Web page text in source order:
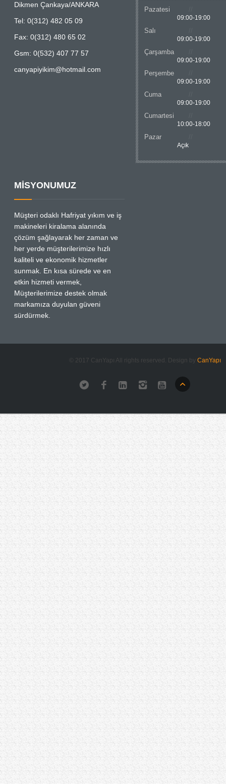
Dikmen Çankaya/ANKARA
Tel: 0(312) 482 05 09
Fax: 0(312) 480 65 02
Gsm: 0(532) 407 77 57
canyapiyikim@hotmail.com
Pazatesi
09:00-19:00
Salı
09:00-19:00
Çarşamba
09:00-19:00
Perşembe
09:00-19:00
Cuma
09:00-19:00
Cumartesi
10:00-18:00
Pazar
Açık
MİSYONUMUZ
Müşteri odaklı Hafriyat yıkım ve iş
makineleri kiralama alanında
çözüm şağlayarak her zaman ve
her yerde müşterilerimize hızlı
kaliteli ve ekonomik hizmetler
sunmak. En kısa sürede ve en
etkin hizmeti vermek,
Müşterilerimize destek olmak
markamıza duyulan güveni
sürdürmek.
© 2017 CanYapı All rights reserved. Design by CanYapı